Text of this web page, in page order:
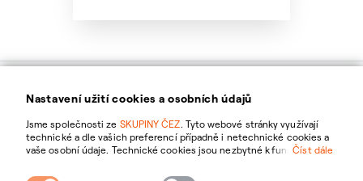
Nastavení užití cookies a osobních údajů
Jsme společnosti ze SKUPINY ČEZ. Tyto webové stránky využívají
technické a dle vašich preferencí případně i netechnické cookies a
vaše osobní údaje. Technické cookies jsou nezbytné k fungování
webové stránky vašim preferencím, k personalizaci reklam a
Číst dále
Pravidla